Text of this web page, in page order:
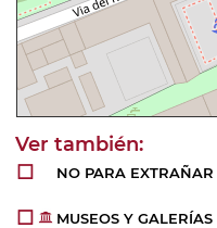
NO PARA EXTRAÑAR
MUSEOS Y GALERÍAS